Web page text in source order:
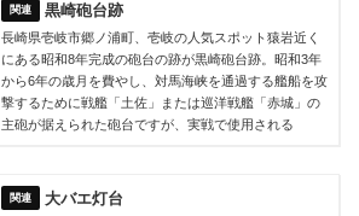
黒崎砲台跡
長崎県壱岐市郷ノ浦町、壱岐の人気スポット猿岩近く
にある昭和8年完成の砲台の跡が黒崎砲台跡。昭和3年
から6年の歳月を費やし、対馬海峡を通過する艦船を攻
撃するために戦艦「土佐」または巡洋戦艦「赤城」の
主砲が据えられた砲台ですが、実戦で使用される
大バエ灯台